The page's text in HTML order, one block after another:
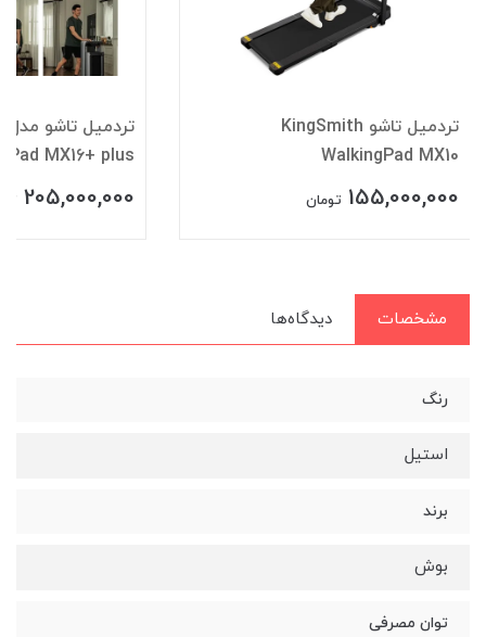
تردمیل تاشو KingSmith
WalkingPad MX10
155,000,000 تومان
MX16+ plus
205,000,000
مشخصات دیدگاه‌ها
رنگ
استیل
برند
بوش
توان مصرفی